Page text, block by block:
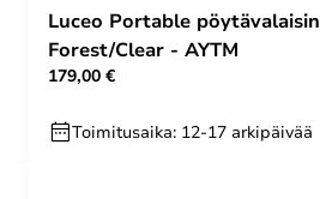
Luceo Portable pöytävalaisin
Forest/Clear - AYTM
179,00 €
Toimitusaika: 12-17 arkipäivää